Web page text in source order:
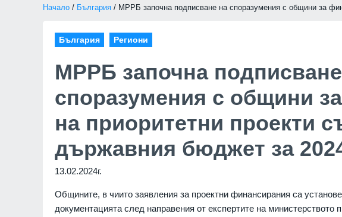
Начало / България / МРРБ започна подписване на споразумения с общини за
България Региони
МРРБ започна
споразумения с общини
на приоритетни проекти
държавния бюджет за
13.02.2024г.
Общините, в чиито заявления за проектни финансирания са
документацията след направения от експертите на